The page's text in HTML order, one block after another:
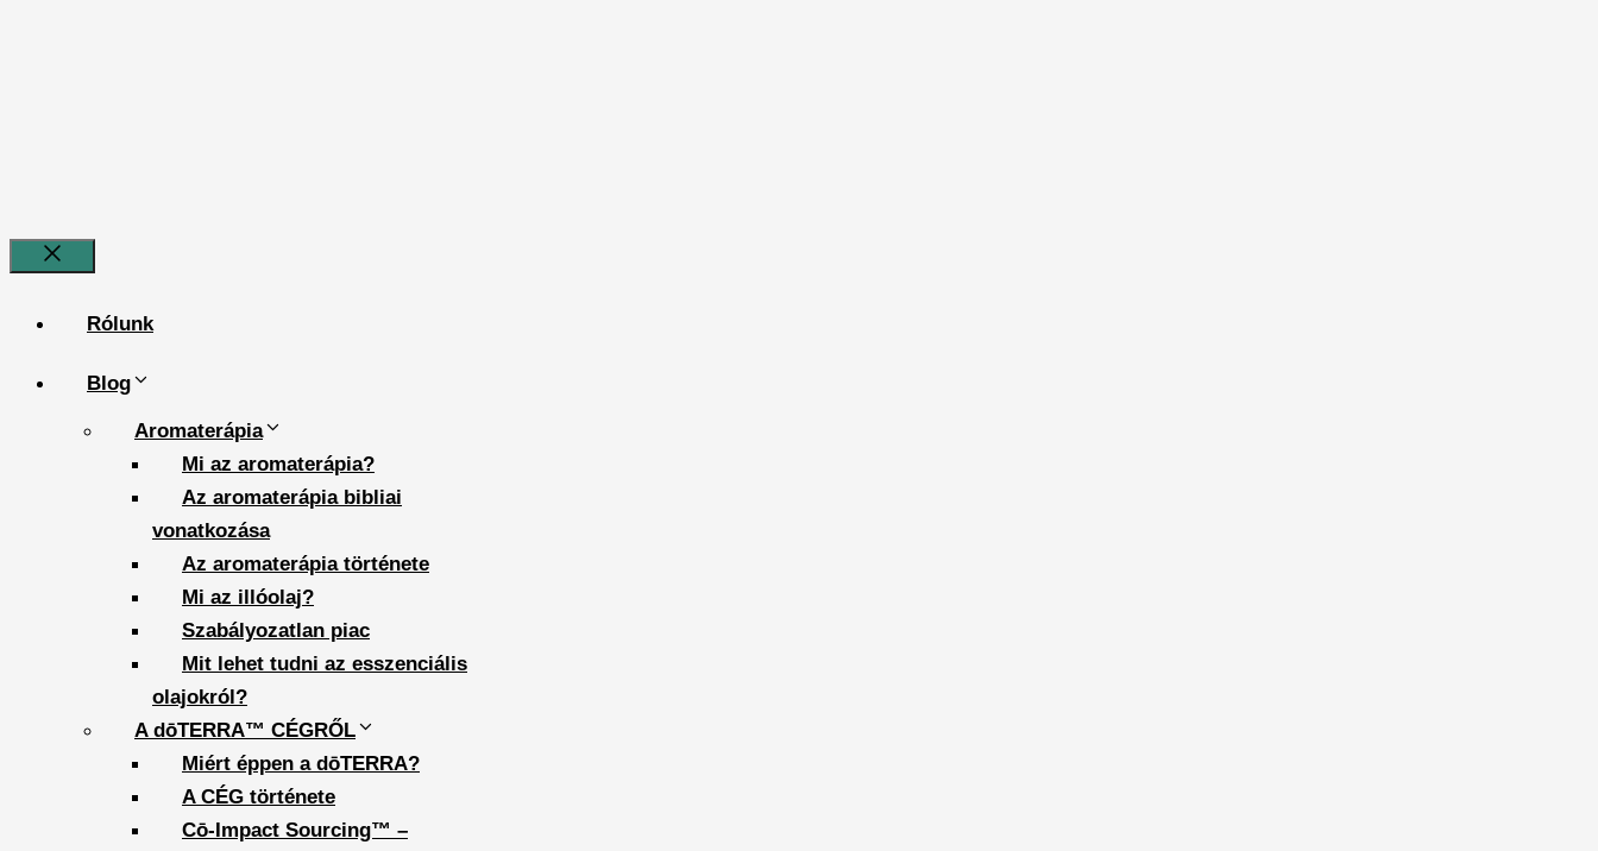
Bezár
Rólunk
Blog
Aromaterápia
Mi az aromaterápia?
Az aromaterápia bibliai
vonatkozása
Az aromaterápia története
Mi az illóolaj?
Szabályozatlan piac
Mit lehet tudni az esszenciális
olajokról?
A dōTERRA™ CÉGRŐL
Miért éppen a dōTERRA?
A CÉG története
Cō-Impact Sourcing™ –